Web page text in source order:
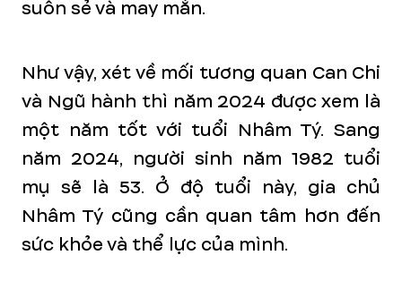
suôn sẻ và may mắn.
Như vậy, xét về mối tương quan Can Chi
và Ngũ hành thì năm 2024 được xem là
một năm tốt với tuổi Nhâm Tý. Sang
năm 2024, người sinh năm 1982 tuổi
mụ sẽ là 53. Ở độ tuổi này, gia chủ
Nhâm Tý cũng cần quan tâm hơn đến
sức khỏe và thể lực của mình.